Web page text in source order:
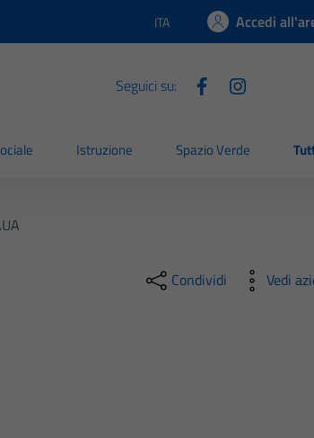
Lingua attiva:
ITA Accedi
Seguici su:
Istruzione Spazio Verde
Condividi Vedi